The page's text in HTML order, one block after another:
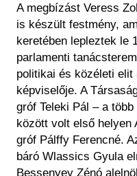
A megbízást Veress
is készült festmény,
keretében lepleztek le
parlamenti
politikai és közéleti elit
képviselője. A
gróf Teleki Pál – a
között volt első helyen
gróf Pálffy Ferencné.
báró Wlassics Gyula
Bessenyey Zénó